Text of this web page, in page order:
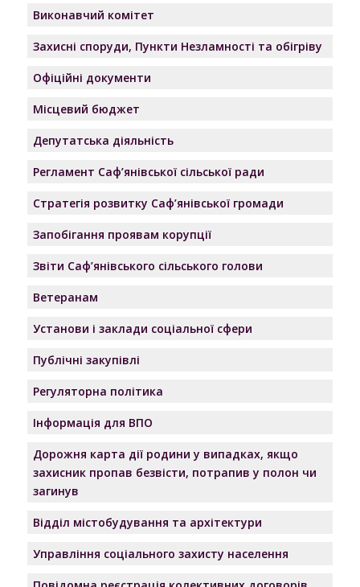
Виконавчий комітет
Захисні споруди, Пункти Незламності та обігріву
Офіційні документи
Місцевий бюджет
Депутатська діяльність
Регламент Саф’янівської сільської ради
Стратегія розвитку Саф’янівської громади
Запобігання проявам корупції
Звіти Саф’янівського сільського голови
Ветеранам
Установи і заклади соціальної сфери
Публічні закупівлі
Регуляторна політика
Інформація для ВПО
Дорожня карта дії родини у випадках, якщо
захисник пропав безвісти, потрапив у полон чи
загинув
Відділ містобудування та архітектури
Управління соціального захисту населення